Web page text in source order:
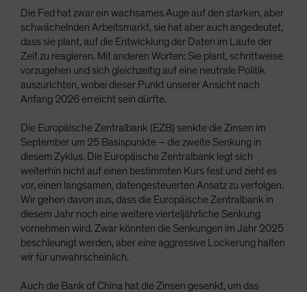
Die Fed hat zwar ein wachsames Auge auf den starken, aber
schwächelnden Arbeitsmarkt, sie hat aber auch angedeutet,
dass sie plant, auf die Entwicklung der Daten im Laufe der
Zeit zu reagieren. Mit anderen Worten: Sie plant, schrittweise
vorzugehen und sich gleichzeitig auf eine neutrale Politik
auszurichten, wobei dieser Punkt unserer Ansicht nach
Anfang 2026 erreicht sein dürfte.
Die Europäische Zentralbank (EZB) senkte die Zinsen im
September um 25 Basispunkte – die zweite Senkung in
diesem Zyklus. Die Europäische Zentralbank legt sich
weiterhin nicht auf einen bestimmten Kurs fest und zieht es
vor, einen langsamen, datengesteuerten Ansatz zu verfolgen.
Wir gehen davon aus, dass die Europäische Zentralbank in
diesem Jahr noch eine weitere vierteljährliche Senkung
vornehmen wird. Zwar könnten die Senkungen im Jahr 2025
beschleunigt werden, aber eine aggressive Lockerung halten
wir für unwahrscheinlich.
Auch die Bank of China hat die Zinsen gesenkt, um das